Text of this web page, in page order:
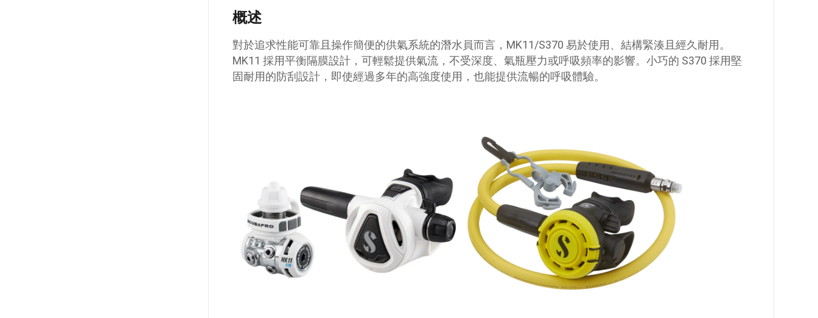
概述
對於追求性能可靠且操作簡便的供氣系統的潛水員而言，MK11/S370 易於使用、結構緊湊且經久耐用。
MK11 採用平衡隔膜設計，可輕鬆提供氣流，不受深度、氣瓶壓力或呼吸頻率的影響。小巧的 S370 採用堅
固耐用的防刮設計，即使經過多年的高強度使用，也能提供流暢的呼吸體驗。